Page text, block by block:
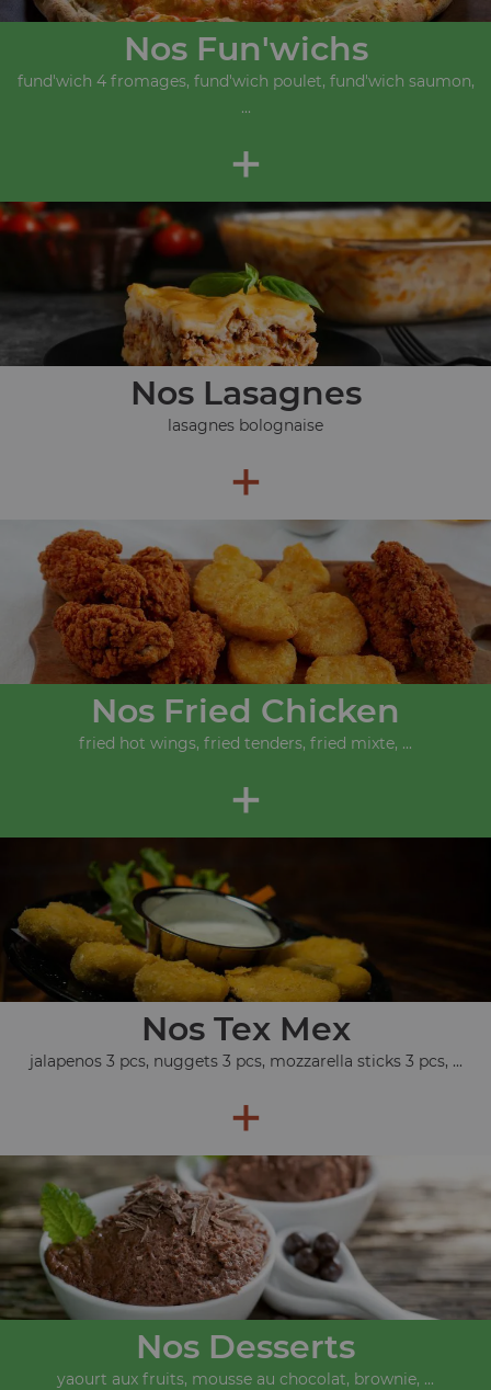
Nos Fun'wichs
fund'wich 4 fromages, fund'wich poulet, fund'wich saumon,
...
+
Nos Lasagnes
lasagnes bolognaise
+
Nos Fried Chicken
fried hot wings, fried tenders, fried mixte, ...
+
Nos Tex Mex
jalapenos 3 pcs, nuggets 3 pcs, mozzarella sticks 3 pcs, ...
+
Nos Desserts
yaourt aux fruits, mousse au chocolat, brownie, ...